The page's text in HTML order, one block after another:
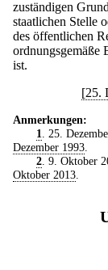
zuständigen
staatlichen Stelle
des öffentlichen
ordnungsgemäße
ist.
[25.
Anmerkungen:
1
. 25.
Dezember 1993
2. 9. Oktober
Oktober 2013